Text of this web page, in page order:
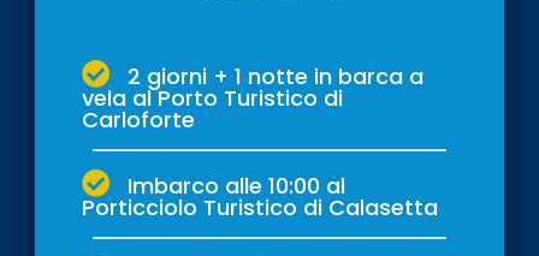
2 giorni + 1 notte in barca a
vela al Porto Turistico di
Carloforte
Imbarco alle 10:00 al
Porticciolo Turistico di Calasetta